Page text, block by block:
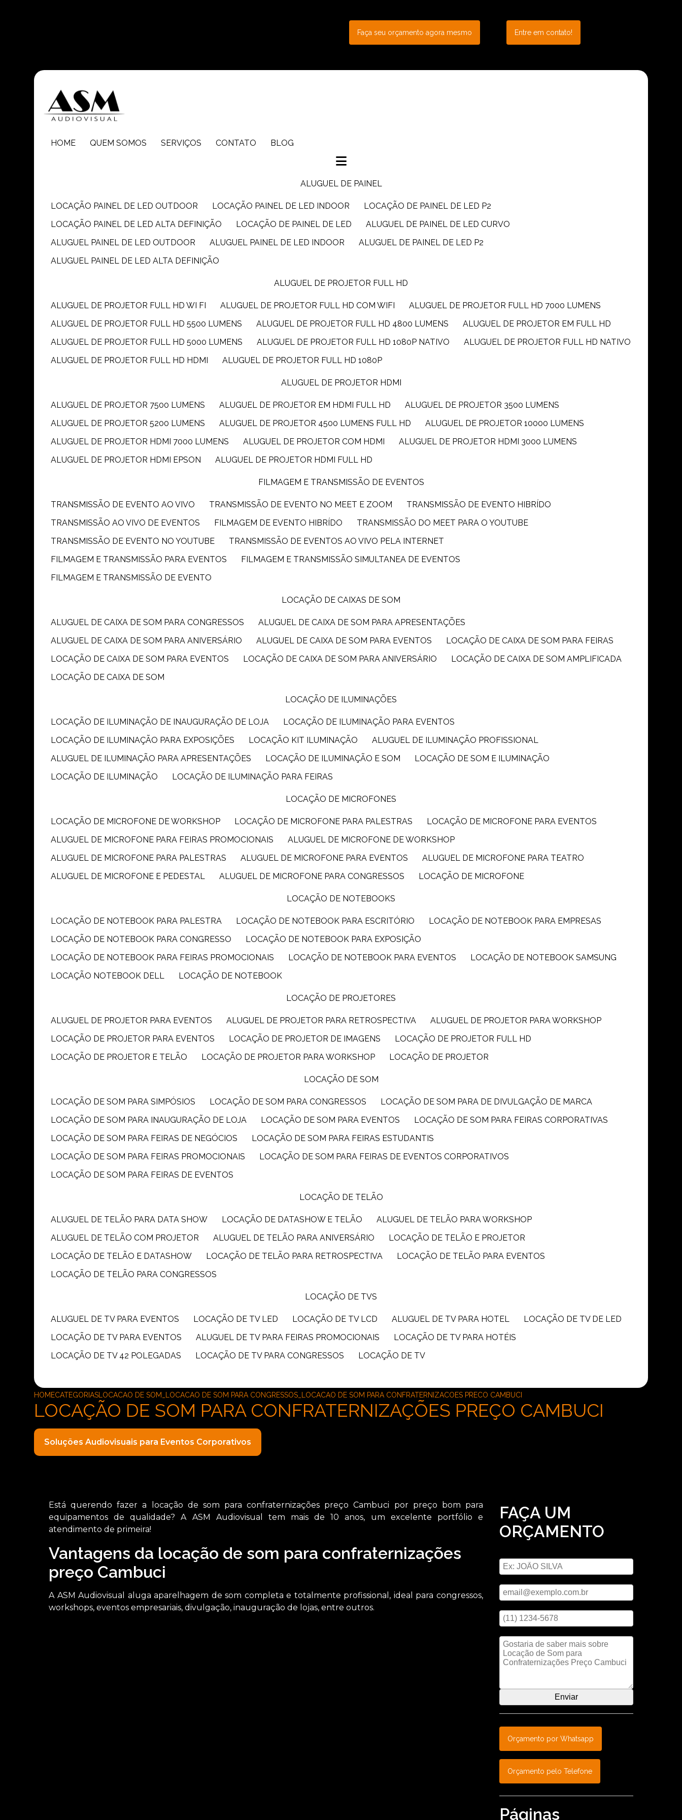
Faça seu orçamento agora mesmo Entre em contato!
HOME QUEM SOMOS SERVIÇOS CONTATO BLOG
ALUGUEL DE PAINEL
LOCAÇÃO PAINEL DE LED OUTDOOR LOCAÇÃO PAINEL DE LED INDOOR
LOCAÇÃO DE PAINEL DE LED P2
LOCAÇÃO PAINEL DE LED ALTA DEFINIÇÃO
LOCAÇÃO DE PAINEL DE LED
ALUGUEL DE PAINEL DE LED CURVO
ALUGUEL PAINEL DE LED OUTDOOR
ALUGUEL PAINEL DE LED INDOOR
ALUGUEL DE PAINEL DE LED P2
ALUGUEL PAINEL DE LED ALTA DEFINIÇÃO
ALUGUEL DE PROJETOR FULL HD
ALUGUEL DE PROJETOR FULL HD WI FI ALUGUEL DE PROJETOR FULL HD COM WIFI
ALUGUEL DE PROJETOR FULL HD 7000 LUMENS
ALUGUEL DE PROJETOR FULL HD 5500 LUMENS
ALUGUEL DE PROJETOR FULL HD 4800 LUMENS
ALUGUEL DE PROJETOR EM FULL HD
ALUGUEL DE PROJETOR FULL HD 5000 LUMENS
ALUGUEL DE PROJETOR FULL HD 1080P NATIVO
ALUGUEL DE PROJETOR FULL HD NATIVO
ALUGUEL DE PROJETOR FULL HD HDMI
ALUGUEL DE PROJETOR FULL HD 1080P
ALUGUEL DE PROJETOR HDMI
ALUGUEL DE PROJETOR 7500 LUMENS ALUGUEL DE PROJETOR EM HDMI FULL HD
ALUGUEL DE PROJETOR 3500 LUMENS
ALUGUEL DE PROJETOR 5200 LUMENS
ALUGUEL DE PROJETOR 4500 LUMENS FULL HD
ALUGUEL DE PROJETOR 10000 LUMENS
ALUGUEL DE PROJETOR HDMI 7000 LUMENS
ALUGUEL DE PROJETOR COM HDMI
ALUGUEL DE PROJETOR HDMI 3000 LUMENS
ALUGUEL DE PROJETOR HDMI EPSON
ALUGUEL DE PROJETOR HDMI FULL HD
FILMAGEM E TRANSMISSÃO DE EVENTOS
TRANSMISSÃO DE EVENTO AO VIVO TRANSMISSÃO DE EVENTO NO MEET E ZOOM
TRANSMISSÃO DE EVENTO HIBRÍDO
TRANSMISSÃO AO VIVO DE EVENTOS
FILMAGEM DE EVENTO HIBRÍDO
TRANSMISSÃO DO MEET PARA O YOUTUBE
TRANSMISSÃO DE EVENTO NO YOUTUBE
TRANSMISSÃO DE EVENTOS AO VIVO PELA INTERNET
FILMAGEM E TRANSMISSÃO PARA EVENTOS
FILMAGEM E TRANSMISSÃO SIMULTANEA DE EVENTOS
FILMAGEM E TRANSMISSÃO DE EVENTO
LOCAÇÃO DE CAIXAS DE SOM
ALUGUEL DE CAIXA DE SOM PARA CONGRESSOS
ALUGUEL DE CAIXA DE SOM PARA APRESENTAÇÕES
ALUGUEL DE CAIXA DE SOM PARA ANIVERSÁRIO
ALUGUEL DE CAIXA DE SOM PARA EVENTOS
LOCAÇÃO DE CAIXA DE SOM PARA FEIRAS
LOCAÇÃO DE CAIXA DE SOM PARA EVENTOS
LOCAÇÃO DE CAIXA DE SOM PARA ANIVERSÁRIO
LOCAÇÃO DE CAIXA DE SOM AMPLIFICADA
LOCAÇÃO DE CAIXA DE SOM
LOCAÇÃO DE ILUMINAÇÕES
LOCAÇÃO DE ILUMINAÇÃO DE INAUGURAÇÃO DE LOJA
LOCAÇÃO DE ILUMINAÇÃO PARA EVENTOS
LOCAÇÃO DE ILUMINAÇÃO PARA EXPOSIÇÕES
LOCAÇÃO KIT ILUMINAÇÃO
ALUGUEL DE ILUMINAÇÃO PROFISSIONAL
ALUGUEL DE ILUMINAÇÃO PARA APRESENTAÇÕES
LOCAÇÃO DE ILUMINAÇÃO E SOM
LOCAÇÃO DE SOM E ILUMINAÇÃO
LOCAÇÃO DE ILUMINAÇÃO
LOCAÇÃO DE ILUMINAÇÃO PARA FEIRAS
LOCAÇÃO DE MICROFONES
LOCAÇÃO DE MICROFONE DE WORKSHOP LOCAÇÃO DE MICROFONE PARA PALESTRAS
LOCAÇÃO DE MICROFONE PARA EVENTOS
ALUGUEL DE MICROFONE PARA FEIRAS PROMOCIONAIS
ALUGUEL DE MICROFONE DE WORKSHOP
ALUGUEL DE MICROFONE PARA PALESTRAS
ALUGUEL DE MICROFONE PARA EVENTOS
ALUGUEL DE MICROFONE PARA TEATRO
ALUGUEL DE MICROFONE E PEDESTAL
ALUGUEL DE MICROFONE PARA CONGRESSOS LOCAÇÃO DE MICROFONE
LOCAÇÃO DE NOTEBOOKS
LOCAÇÃO DE NOTEBOOK PARA PALESTRA LOCAÇÃO DE NOTEBOOK PARA ESCRITÓRIO
LOCAÇÃO DE NOTEBOOK PARA EMPRESAS
LOCAÇÃO DE NOTEBOOK PARA CONGRESSO
LOCAÇÃO DE NOTEBOOK PARA EXPOSIÇÃO
LOCAÇÃO DE NOTEBOOK PARA FEIRAS PROMOCIONAIS
LOCAÇÃO DE NOTEBOOK PARA EVENTOS
LOCAÇÃO DE NOTEBOOK SAMSUNG
LOCAÇÃO NOTEBOOK DELL
LOCAÇÃO DE NOTEBOOK
LOCAÇÃO DE PROJETORES
ALUGUEL DE PROJETOR PARA EVENTOS ALUGUEL DE PROJETOR PARA RETROSPECTIVA
ALUGUEL DE PROJETOR PARA WORKSHOP
LOCAÇÃO DE PROJETOR PARA EVENTOS
LOCAÇÃO DE PROJETOR DE IMAGENS
LOCAÇÃO DE PROJETOR FULL HD
LOCAÇÃO DE PROJETOR E TELÃO
LOCAÇÃO DE PROJETOR PARA WORKSHOP LOCAÇÃO DE PROJETOR
LOCAÇÃO DE SOM
LOCAÇÃO DE SOM PARA SIMPÓSIOS LOCAÇÃO DE SOM PARA CONGRESSOS
LOCAÇÃO DE SOM PARA DE DIVULGAÇÃO DE MARCA
LOCAÇÃO DE SOM PARA INAUGURAÇÃO DE LOJA
LOCAÇÃO DE SOM PARA EVENTOS
LOCAÇÃO DE SOM PARA FEIRAS CORPORATIVAS
LOCAÇÃO DE SOM PARA FEIRAS DE NEGÓCIOS
LOCAÇÃO DE SOM PARA FEIRAS ESTUDANTIS
LOCAÇÃO DE SOM PARA FEIRAS PROMOCIONAIS
LOCAÇÃO DE SOM PARA FEIRAS DE EVENTOS CORPORATIVOS
LOCAÇÃO DE SOM PARA FEIRAS DE EVENTOS
LOCAÇÃO DE TELÃO
ALUGUEL DE TELÃO PARA DATA SHOW LOCAÇÃO DE DATASHOW E TELÃO
ALUGUEL DE TELÃO PARA WORKSHOP
ALUGUEL DE TELÃO COM PROJETOR
ALUGUEL DE TELÃO PARA ANIVERSÁRIO
LOCAÇÃO DE TELÃO E PROJETOR
LOCAÇÃO DE TELÃO E DATASHOW
LOCAÇÃO DE TELÃO PARA RETROSPECTIVA
LOCAÇÃO DE TELÃO PARA EVENTOS
LOCAÇÃO DE TELÃO PARA CONGRESSOS
LOCAÇÃO DE TVS
ALUGUEL DE TV PARA EVENTOS LOCAÇÃO DE TV LED LOCAÇÃO DE TV LCD ALUGUEL DE TV PARA HOTEL
LOCAÇÃO DE TV DE LED
LOCAÇÃO DE TV PARA EVENTOS
ALUGUEL DE TV PARA FEIRAS PROMOCIONAIS
LOCAÇÃO DE TV PARA HOTÉIS
LOCAÇÃO DE TV 42 POLEGADAS
LOCAÇÃO DE TV PARA CONGRESSOS LOCAÇÃO DE TV
HOMECATEGORIASLOCACAO DE SOM_LOCACAO DE SOM PARA CONGRESSOS_LOCACAO DE SOM PARA CONFRATERNIZACOES PRECO CAMBUCI
LOCAÇÃO DE SOM PARA CONFRATERNIZAÇÕES PREÇO CAMBUCI
Soluções Audiovisuais para Eventos Corporativos
Está querendo fazer a locação de som para confraternizações preço Cambuci por preço bom para
equipamentos de qualidade? A ASM Audiovisual tem mais de 10 anos, um excelente portfólio e
atendimento de primeira!
Vantagens da locação de som para confraternizações
preço Cambuci
A ASM Audiovisual aluga aparelhagem de som completa e totalmente profissional, ideal para congressos,
workshops, eventos empresariais, divulgação, inauguração de lojas, entre outros.
FAÇA UM
ORÇAMENTO
Orçamento por Whatsapp
Orçamento pelo Telefone
Páginas